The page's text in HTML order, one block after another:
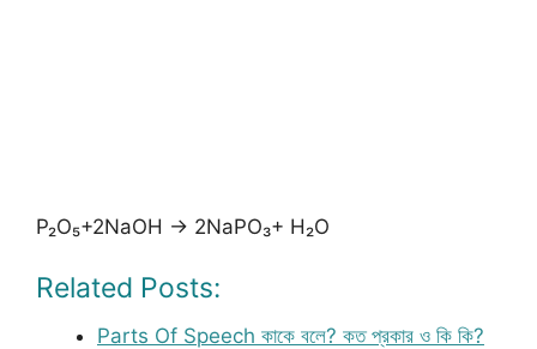
P₂O₅+2NaOH → 2NaPO₃+ H₂O
Related Posts:
Parts Of Speech কাকে বলে? কত প্রকার ও কি কি?